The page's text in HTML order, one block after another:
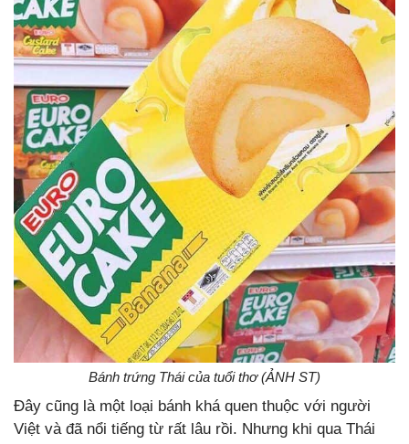
Bánh trứng Thái của tuổi thơ (ẢNH ST)
Đây cũng là một loại bánh khá quen thuộc với người
Việt và đã nổi tiếng từ rất lâu rồi. Nhưng khi qua Thái